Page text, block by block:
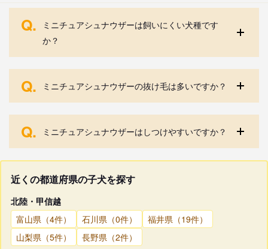
Q.
ミニチュアシュナウザーは飼いにくい犬種です
か？
Q. ミニチュアシュナウザーの抜け毛は多いですか？
Q. ミニチュアシュナウザーはしつけやすいですか？
近くの都道府県の子犬を探す
北陸・甲信越
富山県（4件）
石川県（0件）
福井県（19件）
山梨県（5件）
長野県（2件）